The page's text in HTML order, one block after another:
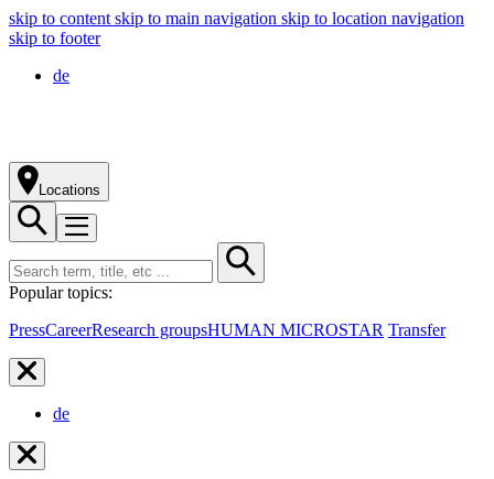
skip to content skip to main navigation skip to location navigation
skip to footer
de
Locations
Popular topics:
PressCareerResearch groupsHUMAN MICROSTAR Transfer
de